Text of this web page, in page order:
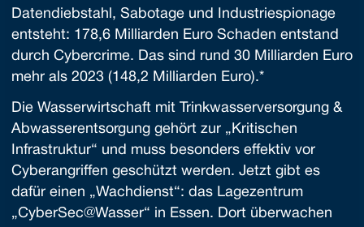
Datendiebstahl, Sabotage und Industriespionage
entsteht: 178,6 Milliarden Euro Schaden entstand
durch Cybercrime. Das sind rund 30 Milliarden Euro
mehr als 2023 (148,2 Milliarden Euro).*
Die Wasserwirtschaft mit Trinkwasserversorgung &
Abwasserentsorgung gehört zur „Kritischen
Infrastruktur“ und muss besonders effektiv vor
Cyberangriffen geschützt werden. Jetzt gibt es
dafür einen „Wachdienst“: das Lagezentrum
„CyberSec@Wasser“ in Essen. Dort überwachen